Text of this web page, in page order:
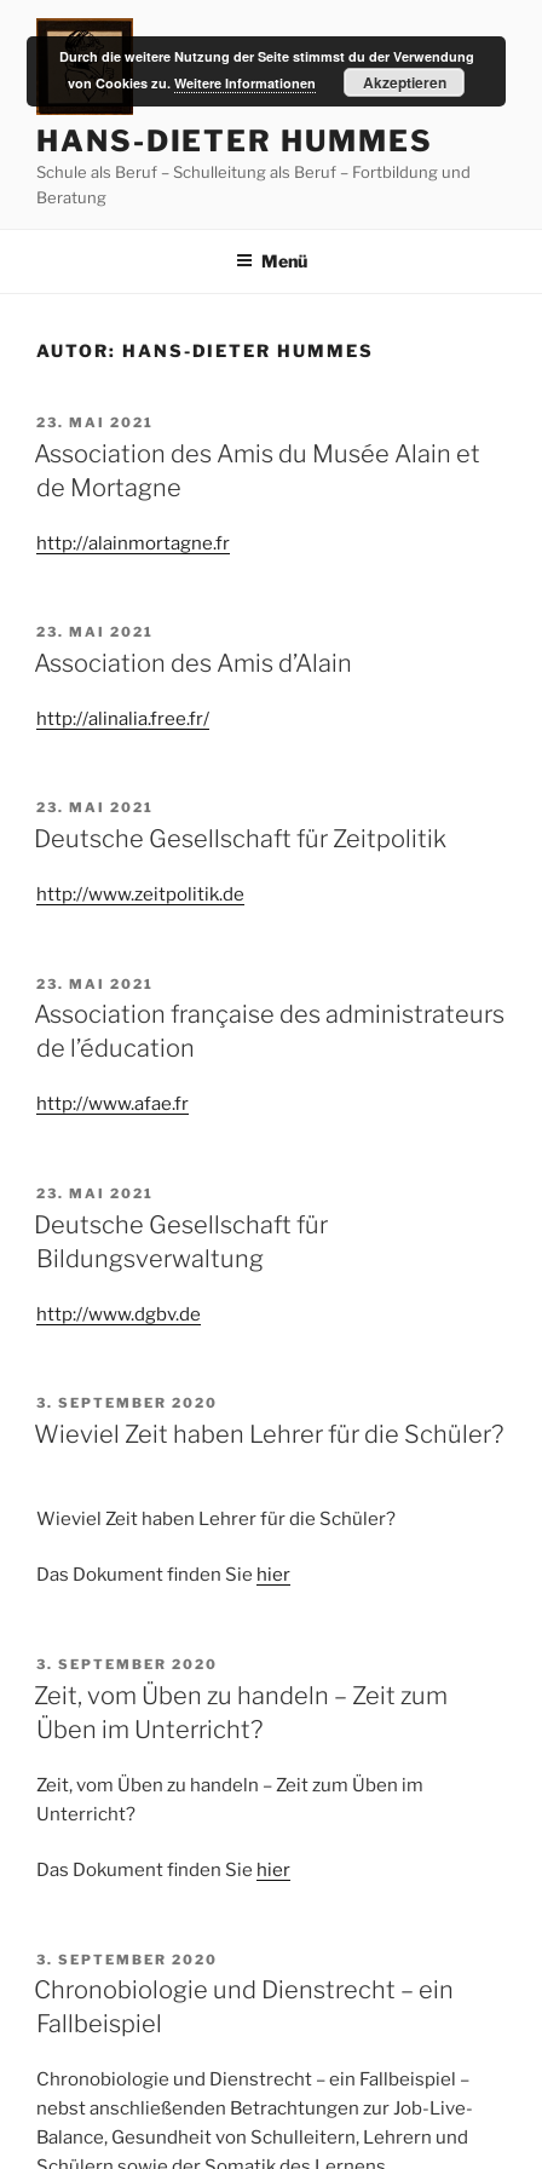
Zum
Inhalt
springen
HANS-DIETER HUMMES
Schule als Beruf – Schulleitung als Beruf – Fortbildung und
Beratung
Menü
AUTOR: HANS-DIETER HUMMES
VERÖFFENTLICHT
AM
23. MAI 2021
Association des Amis du Musée Alain et
de Mortagne
http://alainmortagne.fr
VERÖFFENTLICHT
AM
23. MAI 2021
Association des Amis d’Alain
http://alinalia.free.fr/
VERÖFFENTLICHT
AM
23. MAI 2021
Deutsche Gesellschaft für Zeitpolitik
http://www.zeitpolitik.de
VERÖFFENTLICHT
AM
23. MAI 2021
Association française des administrateurs
de l’éducation
http://www.afae.fr
VERÖFFENTLICHT
AM
23. MAI 2021
Deutsche Gesellschaft für
Bildungsverwaltung
http://www.dgbv.de
VERÖFFENTLICHT
AM
3. SEPTEMBER 2020
Wieviel Zeit haben Lehrer für die Schüler?
Wieviel Zeit haben Lehrer für die Schüler?
Das Dokument finden Sie hier
VERÖFFENTLICHT
AM
3. SEPTEMBER 2020
Zeit, vom Üben zu handeln – Zeit zum
Üben im Unterricht?
Zeit, vom Üben zu handeln – Zeit zum Üben im
Unterricht?
Das Dokument finden Sie hier
VERÖFFENTLICHT
AM
3. SEPTEMBER 2020
Chronobiologie und Dienstrecht – ein
Fallbeispiel
Chronobiologie und Dienstrecht – ein Fallbeispiel –
nebst anschließenden Betrachtungen zur Job-Live-
Balance, Gesundheit von Schulleitern, Lehrern und
Durch die weitere Nutzung der Seite stimmst du der Verwendung
von Cookies zu.Weitere Informationen Akzeptieren